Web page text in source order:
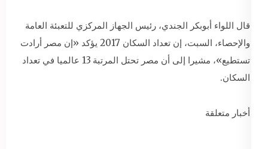
قال اللواء أبوبكر الجندي، رئيس الجهاز المركزي للتعبئة العامة
والإحصاء، السبت، إن تعداد السكان 2017 يؤكد «إن مصر أرادت
تستطيع»، مشيرا إلى أن مصر تحتل المرتبة 13 عالميا في تعداد
السكان.
أخبار متعلقة